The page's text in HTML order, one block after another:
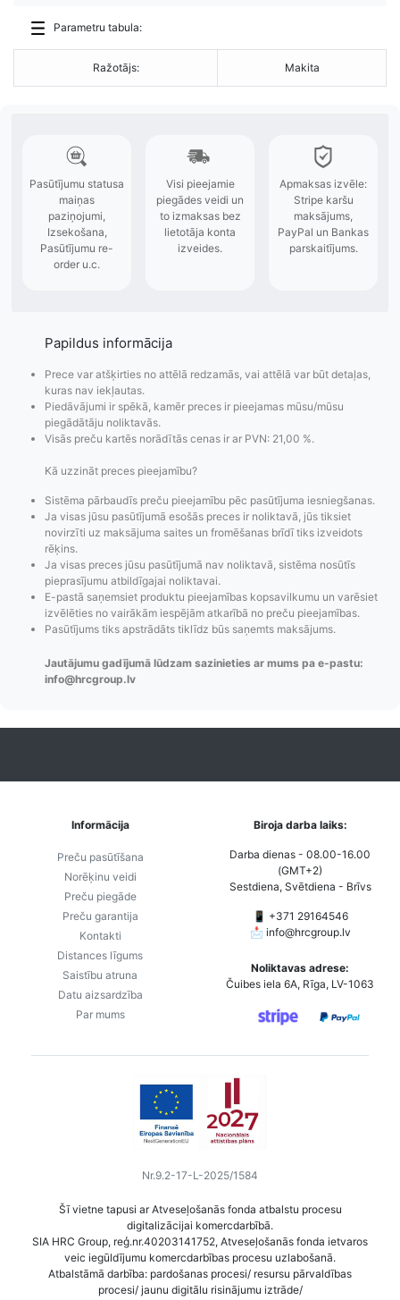
Parametru tabula:
Ražotājs: Makita
Pasūtījumu statusa
maiņas
Izsekošana,
Pasūtījumu re-
Visi pieejamie
piegādes veidi un
lietotāja konta
PayPal
Papildus informācija
Prece var atšķirties no attēlā redzamās, vai attēlā var būt detaļas,
kuras nav iekļautas.
Piedāvājumi ir spēkā, kamēr preces ir pieejamas mūsu/mūsu
piegādātāju noliktavās.
Visās preču kartēs norādītās cenas ir ar PVN: 21,00 %.
Kā uzzināt preces pieejamību?
Sistēma pārbaudīs preču pieejamību pēc pasūtījuma iesniegšanas.
Ja visas jūsu pasūtījumā esošās preces ir noliktavā, jūs tiksiet
novirzīti uz maksājuma saites un fromēšanas brīdī tiks izveidots
rēķins.
Ja visas preces jūsu pasūtījumā nav noliktavā, sistēma nosūtīs
pieprasījumu atbildīgajai noliktavai.
E-pastā saņemsiet produktu pieejamības kopsavilkumu un varēsiet
izvēlēties no vairākām iespējām atkarībā no preču pieejamības.
Pasūtījums tiks apstrādāts tiklīdz būs saņemts maksājums.
Jautājumu gadījumā lūdzam sazinieties ar mums pa e-pastu:
info@hrcgroup.lv
Informācija
Preču pasūtīšana
Norēķinu veidi
Preču piegāde
Preču garantija
Kontakti
Distances līgums
Saistību atruna
Datu aizsardzība
Par mums
Biroja darba laiks:
Darba dienas - 08.00-16.00
(GMT+2)
Sestdiena, Svētdiena - Brīvs
📱 +371 29164546
📩 info@hrcgroup.lv
Noliktavas adrese:
Čuibes iela 6A, Rīga, LV-1063
Nr.9.2-17-L-2025/1584
Šī vietne tapusi ar Atveseļošanās fonda atbalstu procesu
digitalizācijai komercdarbībā.
SIA HRC Group, reģ.nr.40203141752, Atveseļošanās fonda ietvaros
veic iegūldījumu komercdarbības procesu uzlabošanā.
Atbalstāmā darbība: pardošanas procesi/ resursu pārvaldības
procesi/ jaunu digitālu risinājumu iztrāde/